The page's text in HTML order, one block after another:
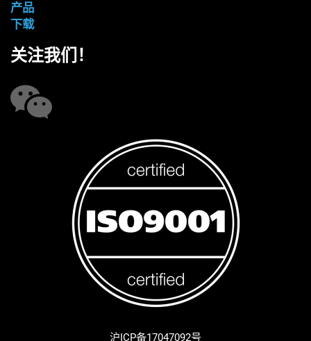
产品
下载
关注我们！
沪ICP备17047092号